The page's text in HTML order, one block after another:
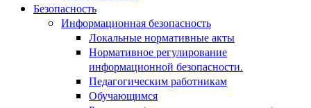
Безопасность
Информационная безопасность
Локальные нормативные акты
Нормативное регулирование
информационной безопасности.
Педагогическим работникам
Обучающимся